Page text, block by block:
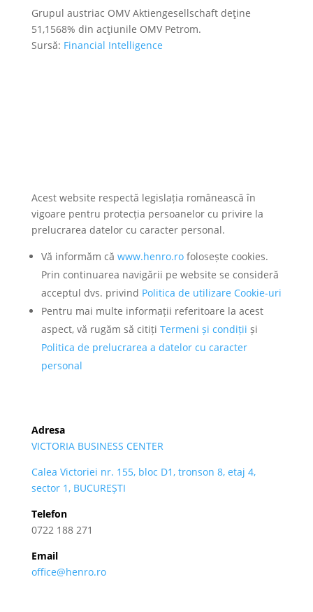
Grupul austriac OMV Aktiengesellschaft deţine
51,1568% din acţiunile OMV Petrom.
Sursă: Financial Intelligence
Acest website respectă legislația românească în
vigoare pentru protecția persoanelor cu privire la
prelucrarea datelor cu caracter personal.
Vă informăm că www.henro.rofolosește cookies.
Prin continuarea navigării pe website se consideră
acceptul dvs. privind Politica de utilizare Cookie-uri
Pentru mai multe informații referitoare la acest
aspect, vă rugăm să citiți Termeni și condiții și
Politica de prelucrarea a datelor cu caracter
personal
Adresa
VICTORIA BUSINESS CENTER
Calea Victoriei nr. 155, bloc D1, tronson 8, etaj 4,
sector 1, BUCUREȘTI
Telefon
0722 188 271
Email
office@henro.ro